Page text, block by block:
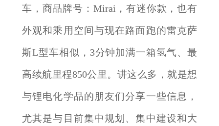
车，商品牌号：Mirai，有迷你款，也有
外观和乘用空间与现在路面跑的雷克萨
斯L型车相似，3分钟加满一箱氢气、最
高续航里程850公里。讲这么多，就是想
与锂电化学品的朋友们分享一些信息，
尤其是与目前集中规划、集中建设和大